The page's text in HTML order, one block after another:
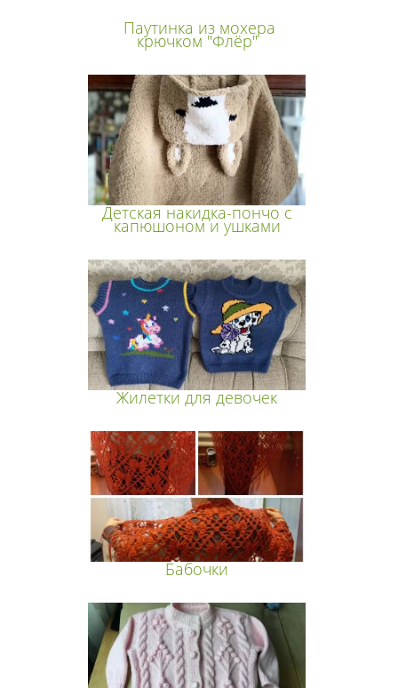
Паутинка из мохера
крючком "Флёр"
Детская накидка-пончо с
капюшоном и ушками
Жилетки для девочек
Бабочки